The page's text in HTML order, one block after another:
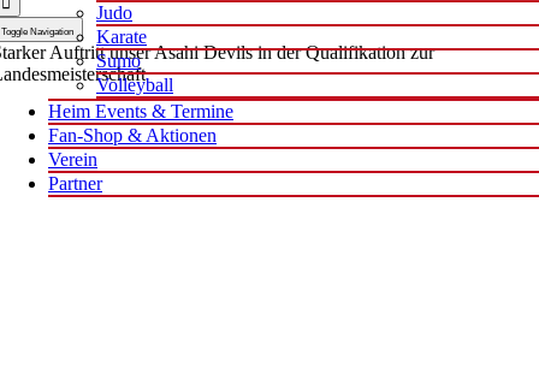
Toggle Navigation
Judo
Karate
Sumo
Volleyball
Heim Events & Termine
Fan-Shop & Aktionen
Verein
Partner
Auftritt unser Asahi Devils in der Qualifikation zur